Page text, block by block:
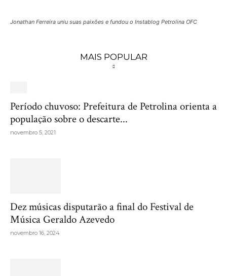
Jonathan Ferreira uniu suas paixões e fundou o Instablog Petrolina OFC
MAIS POPULAR
Período chuvoso: Prefeitura de Petrolina orienta a
população sobre o descarte...
novembro 5, 2021
Dez músicas disputarão a final do Festival de
Música Geraldo Azevedo
novembro 16, 2024